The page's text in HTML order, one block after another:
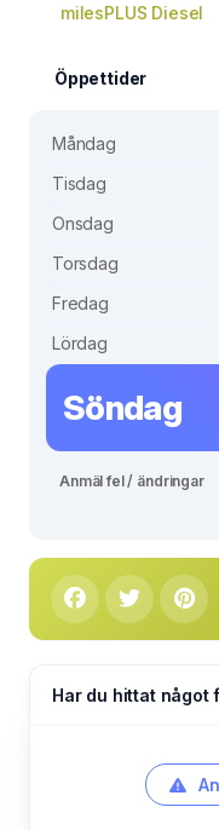
milesPLUS Diesel
Öppettider
Måndag
Tisdag
Onsdag
Torsdag
Fredag
Lördag
Söndag
Anmäl fel / ändringar
Har du hittat något